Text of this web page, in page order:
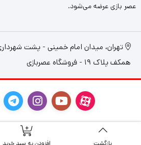
عصر بازی عرضه می‌شود.
تهران، میدان امام خمینی - پشت
همکف پلاک 19 - فروشگاه عصربازی
بازگشت افزودن به سبد خرید